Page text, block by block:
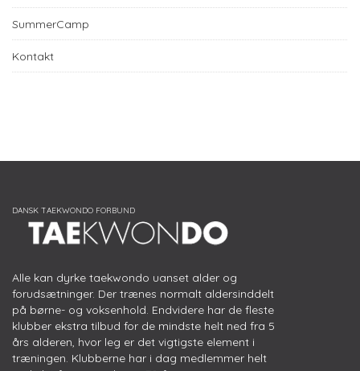
SummerCamp
Kontakt
Alle kan dyrke taekwondo uanset alder og
forudsætninger. Der trænes normalt aldersinddelt
på børne- og voksenhold. Endvidere har de fleste
klubber ekstra tilbud for de mindste helt ned fra 5
års alderen, hvor leg er det vigtigste element i
træningen. Klubberne har i dag medlemmer helt